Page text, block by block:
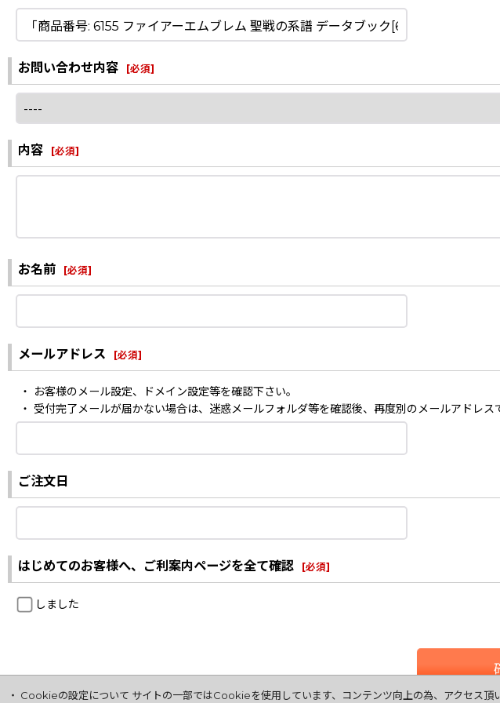
お問い合わせ内容 [必須]
内容 [必須]
お名前 [必須]
メールアドレス [必須]
・ お客様のメール設定、ドメイン設定等を確認下さい。
・ 受付完了メールが届かない場合は、迷惑メールフォルダ等を確認後、再度別のメールアドレス
ご注文日
はじめてのお客様へ、ご利案内ページを全て確認 [必須]
しました
・ Cookieの設定について サイトの一部ではCookieを使用しています、コンテンツ向上の為、アクセス